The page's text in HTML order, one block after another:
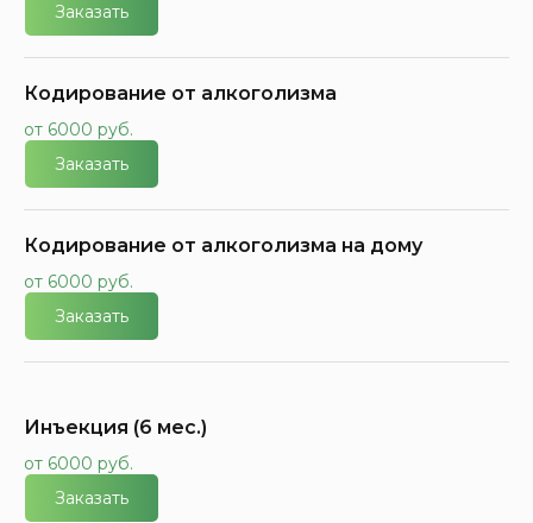
Заказать
Кодирование от алкоголизма
от 6000 руб.
Заказать
Кодирование от алкоголизма на дому
от 6000 руб.
Заказать
Инъекция (6 мес.)
от 6000 руб.
Заказать